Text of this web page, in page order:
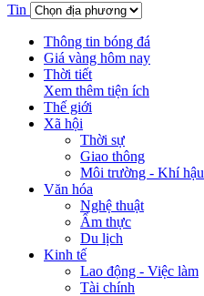
Tin
Thông tin bóng đá
Giá vàng hôm nay
Thời tiết
Xem thêm tiện ích
Thế giới
Xã hội
Thời sự
Giao thông
Môi trường - Khí hậu
Văn hóa
Nghệ thuật
Ẩm thực
Du lịch
Kinh tế
Lao động - Việc làm
Tài chính